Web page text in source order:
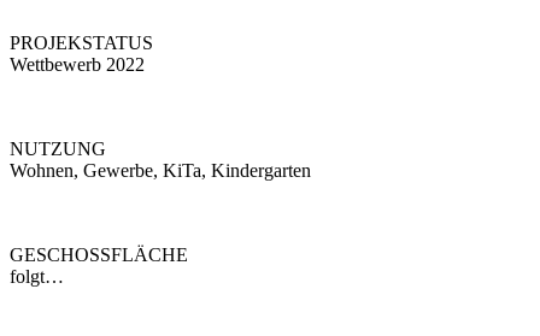
PROJEKSTATUS
Wettbewerb 2022
NUTZUNG
Wohnen, Gewerbe, KiTa, Kindergarten
GESCHOSSFLÄCHE
folgt…